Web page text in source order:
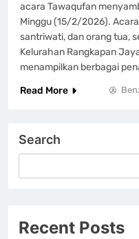
acara Tawaqufan
Minggu (15/2/2026).
santriwati, dan orang tua,
Kelurahan Rangkapan
menampilkan berbagai
Read More
Search
Recent Posts